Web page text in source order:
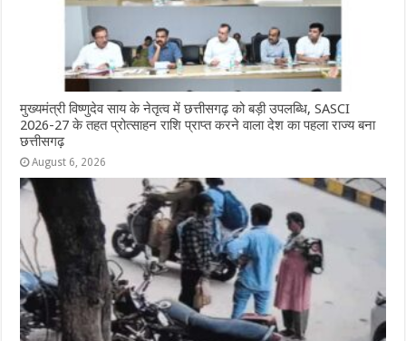
मुख्यमंत्री विष्णुदेव साय के नेतृत्व में छत्तीसगढ़ को बड़ी उपलब्धि, SASCI
2026-27 के तहत प्रोत्साहन राशि प्राप्त करने वाला देश का पहला राज्य बना
छत्तीसगढ़
August 6, 2026